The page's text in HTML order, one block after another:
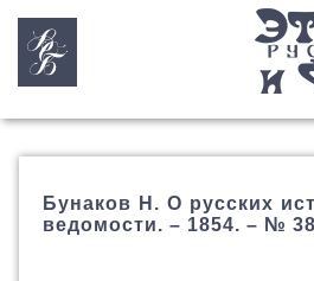
Бунаков Н. О русских
ведомости. – 1854. – №